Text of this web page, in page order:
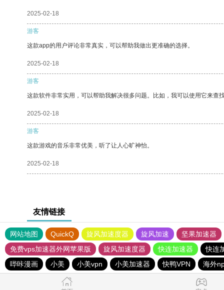
2025-02-18
游客
这款app的用户评论非常真实，可以帮助我做出更准确的选择。
2025-02-18
游客
这款软件非常实用，可以帮助我解决很多问题。比如，我可以使用它来查
2025-02-18
游客
这款游戏的音乐非常优美，听了让人心旷神怡。
2025-02-18
友情链接
网站地图 QuickQ 旋风加速度器 旋风加速
坚果加速器
免费vps加速器外网苹果版
旋风加速度器 快连加速器
快连
哔咔漫画
小美 小美vpn 小美加速器 快鸭VPN 海外